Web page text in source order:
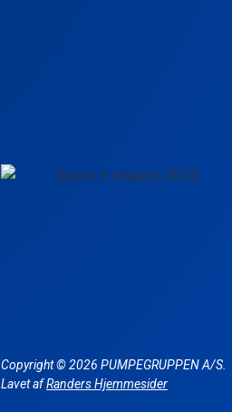
Copyright © 2026 PUMPEGRUPPEN A/S.
Lavet afRanders Hjemmesider